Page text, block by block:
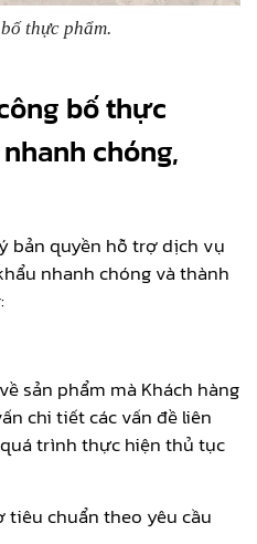
thực phẩm.
bố thực
chóng,
bản quyền hỗ trợ dịch vụ
nhanh chóng và thành
sản phẩm mà Khách hàng
chi tiết các vấn đề liên
trình thực hiện thủ tục
tiêu chuẩn theo yêu cầu